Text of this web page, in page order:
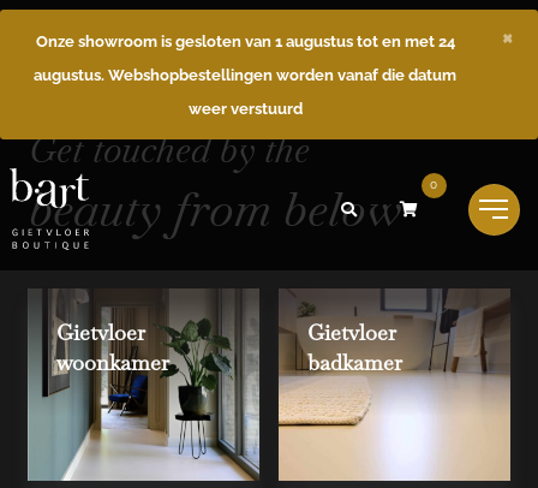
Onze showroom is gesloten van 1 augustus tot en met 24
augustus. Webshopbestellingen worden vanaf die datum
weer verstuurd
×
0
Get touched by the
beauty from below
Gietvloer
woonkamer
Gietvloer
badkamer